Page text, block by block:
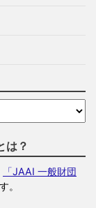
は？
「JAAI 一般財団
。